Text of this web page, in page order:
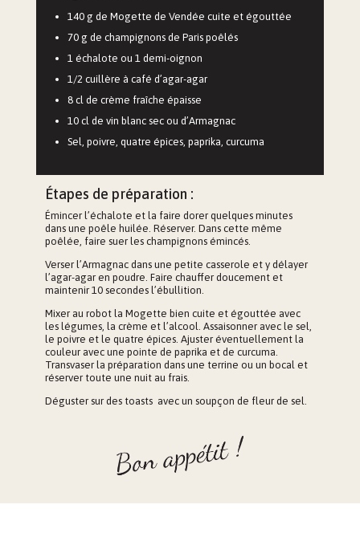
140 g de Mogette de Vendée cuite et égouttée
70 g de champignons de Paris poêlés
1 échalote ou 1 demi-oignon
1/2 cuillère à café d’agar-agar
8 cl de crème fraîche épaisse
10 cl de vin blanc sec ou d’Armagnac
Sel, poivre, quatre épices, paprika, curcuma
Étapes de préparation :
Émincer l’échalote et la faire dorer quelques minutes
dans une poêle huilée. Réserver. Dans cette même
poêlée, faire suer les champignons émincés.
Verser l’Armagnac dans une petite casserole et y délayer
l’agar-agar en poudre. Faire chauffer doucement et
maintenir 10 secondes l’ébullition.
Mixer au robot la Mogette bien cuite et égouttée avec
les légumes, la crème et l’alcool. Assaisonner avec le sel,
le poivre et le quatre épices. Ajuster éventuellement la
couleur avec une pointe de paprika et de curcuma.
Transvaser la préparation dans une terrine ou un bocal et
réserver toute une nuit au frais.
Déguster sur des toasts avec un soupçon de fleur de sel.